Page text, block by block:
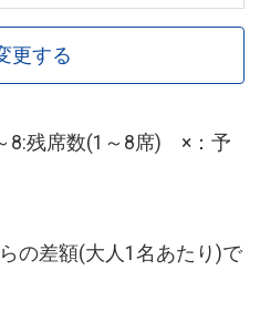
更する
8:残席数(1～8席) ×：予
の差額(大人1名あたり)で